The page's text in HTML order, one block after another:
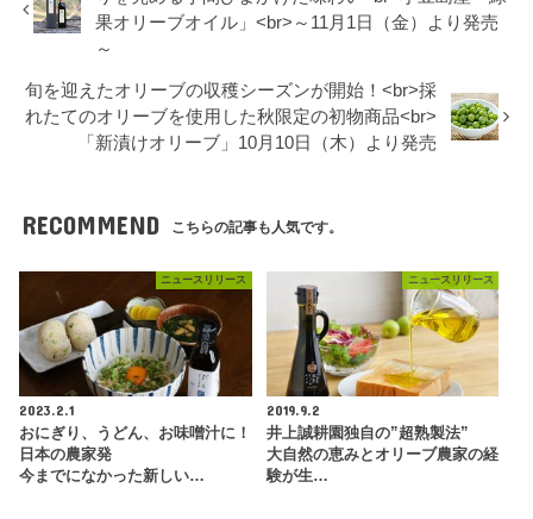
果オリーブオイル」<br>～11月1日（金）より発売
～
旬を迎えたオリーブの収穫シーズンが開始！<br>採
れたてのオリーブを使用した秋限定の初物商品<br>
「新漬けオリーブ」10月10日（木）より発売
RECOMMEND こちらの記事も人気です。
ニュースリリース
2023.2.1
おにぎり、うどん、お味噌汁に！
日本の農家発
今までになかった新しい…
ニュースリリース
2019.9.2
井上誠耕園独自の”超熟製法”
大自然の恵みとオリーブ農家の経
験が生…